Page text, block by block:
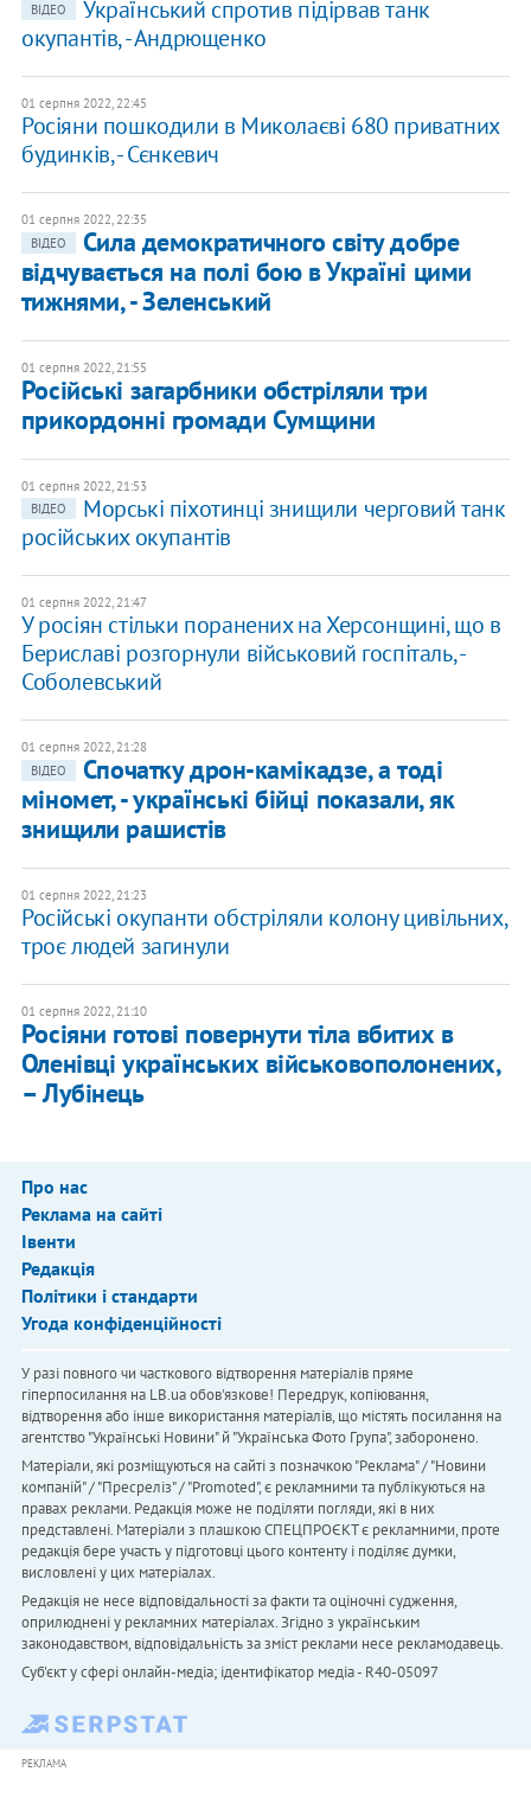
ВІДЕО
Український спротив підірвав танк
окупантів, - Андрющенко
01 серпня 2022, 22:45
Росіяни пошкодили в Миколаєві 680 приватних
будинків, - Сєнкевич
01 серпня 2022, 22:35
ВІДЕО
Сила демократичного світу добре
відчувається на полі бою в Україні цими
тижнями, - Зеленський
01 серпня 2022, 21:55
Російські загарбники обстріляли три
прикордонні громади Сумщини
01 серпня 2022, 21:53
ВІДЕО
Морські піхотинці знищили черговий танк
російських окупантів
01 серпня 2022, 21:47
У росіян стільки поранених на Херсонщині, що в
Бериславі розгорнули військовий госпіталь, -
Соболевський
01 серпня 2022, 21:28
ВІДЕО
Спочатку дрон-камікадзе, а тоді
міномет, - українські бійці показали, як
знищили рашистів
01 серпня 2022, 21:23
Російські окупанти обстріляли колону цивільних,
троє людей загинули
01 серпня 2022, 21:10
Росіяни готові повернути тіла вбитих в
Оленівці українських військовополонених,
– Лубінець
Про нас
Реклама на сайті
Івенти
Редакція
Політики і стандарти
Угода конфіденційності
У разі повного чи часткового відтворення матеріалів пряме
гіперпосилання на LB.ua обов'язкове! Передрук, копіювання,
відтворення або інше використання матеріалів, що містять посилання на
агентство "Українськi Новини" й "Українська Фото Група", заборонено.
Матеріали, які розміщуються на сайті з позначкою "Реклама" / "Новини
компаній" / "Пресреліз" / "Promoted", є рекламними та публікуються на
правах реклами. Редакція може не поділяти погляди, які в них
представлені. Матеріали з плашкою СПЕЦПРОЄКТ є рекламними, проте
редакція бере участь у підготовці цього контенту і поділяє думки,
висловлені у цих матеріалах.
Редакція не несе відповідальності за факти та оціночні судження,
оприлюднені у рекламних матеріалах. Згідно з українським
законодавством, відповідальність за зміст реклами несе рекламодавець.
Cуб'єкт у сфері онлайн-медіа; ідентифікатор медіа - R40-05097
РЕКЛАМА